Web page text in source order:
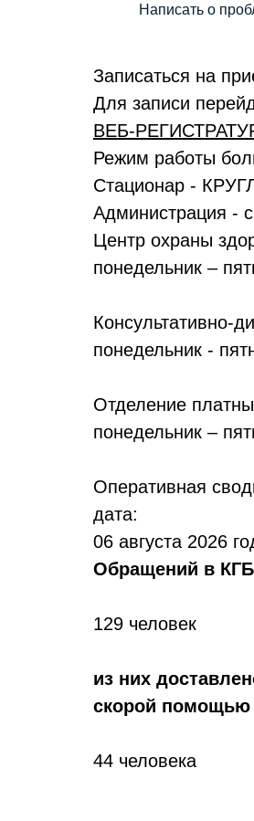
Написать о
Записаться на
Для записи
ВЕБ-
Режим работы
Стационар -
Администрация -
Центр охраны
понедельник –
Консультативно-
понедельник -
Отделение
понедельник –
Оперативная
дата:
06 августа 2026
Обращений в
129 человек
из них
скорой помощью
44 человека